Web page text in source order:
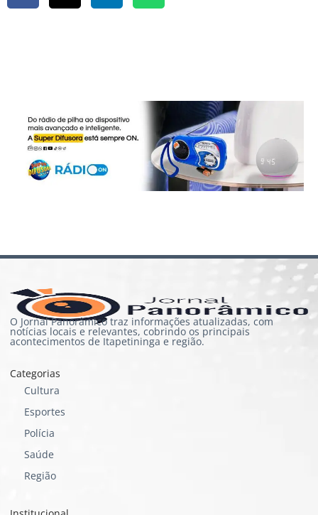
O Jornal Panorâmico traz informações atualizadas, com
notícias locais e relevantes, cobrindo os principais
acontecimentos de Itapetininga e região.
Categorias
Cultura
Esportes
Polícia
Saúde
Região